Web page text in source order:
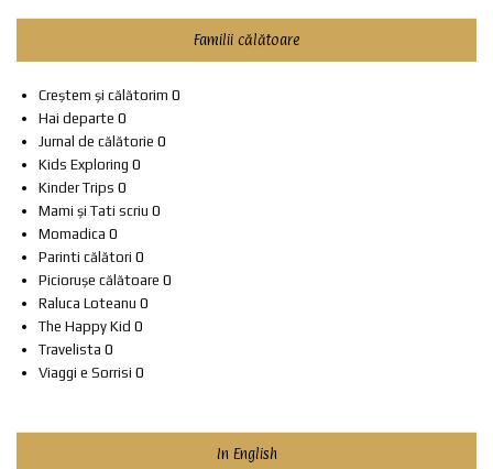
Familii călătoare
Creștem și călătorim 0
Hai departe 0
Jurnal de călătorie 0
Kids Exploring 0
Kinder Trips 0
Mami și Tati scriu 0
Momadica 0
Parinti călători 0
Piciorușe călătoare 0
Raluca Loteanu 0
The Happy Kid 0
Travelista 0
Viaggi e Sorrisi 0
In English